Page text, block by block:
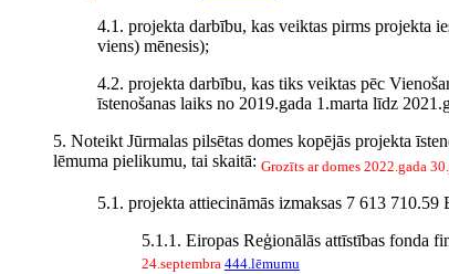
4.1. projekta darbību, kas veiktas pirms projekta
viens) mēnesis);
4.2. projekta darbību, kas tiks veiktas pēc
īstenošanas laiks no 2019.gada 1.marta līdz
5. Noteikt Jūrmalas pilsētas domes kopējās projekta
lēmuma pielikumu, tai skaitā: Grozīts ar domes 2022.gada
5.1. projekta attiecināmās izmaksas 7 613
5.1.1. Eiropas Reģionālās attīstības fonda
24.septembra 444.lēmumu